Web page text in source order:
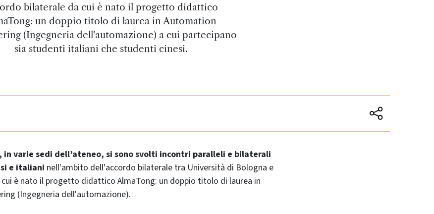
bilaterale da cui è nato il progetto didattico
un doppio titolo di laurea in Automation
(Ingegneria dell'automazione) a cui partecipano
sia studenti italiani che studenti cinesi.
in varie sedi dell’ateneo, si sono svolti incontri paralleli e bilaterali
e italiani nell'ambito dell'accordo bilaterale tra Università di Bologna e
è nato il progetto didattico AlmaTong: un doppio titolo di laurea in
(Ingegneria dell'automazione).